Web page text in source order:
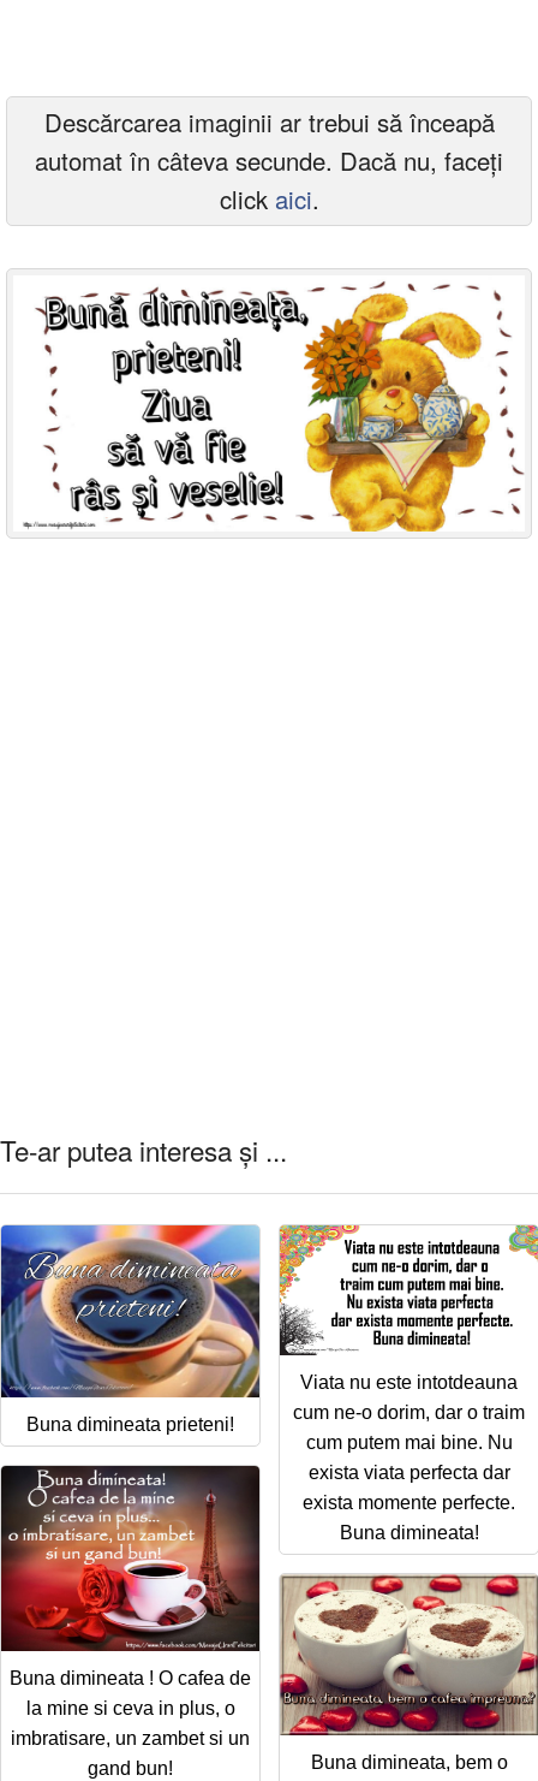
Felicitari muzicale personalizate
Conecteaza-te
Descărcarea imaginii ar trebui să înceapă
automat în câteva secunde. Dacă nu, faceți
click aici.
Te-ar putea interesa și ...
Buna dimineata prieteni!
Viata nu este intotdeauna
cum ne-o dorim, dar o traim
cum putem mai bine. Nu
exista viata perfecta dar
exista momente perfecte.
Buna dimineata!
Buna dimineata ! O cafea de
la mine si ceva in plus, o
imbratisare, un zambet si un
gand bun!
Buna dimineata, bem o